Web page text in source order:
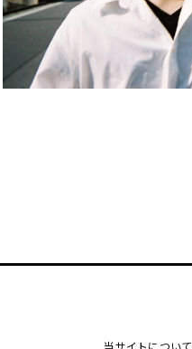
当サイトについて